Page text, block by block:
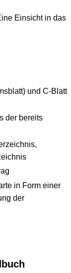
Einsicht in das
und C-Blatt
der bereits
in Form einer
der